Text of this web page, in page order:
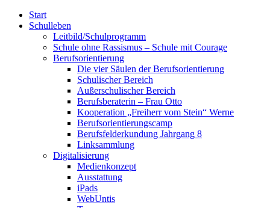
Start
Schulleben
Leitbild/Schulprogramm
Schule ohne Rassismus – Schule mit Courage
Berufsorientierung
Die vier Säulen der Berufsorientierung
Schulischer Bereich
Außerschulischer Bereich
Berufsberaterin – Frau Otto
Kooperation „Freiherr vom Stein“ Werne
Berufsorientierungscamp
Berufsfelderkundung Jahrgang 8
Linksammlung
Digitalisierung
Medienkonzept
Ausstattung
iPads
WebUntis